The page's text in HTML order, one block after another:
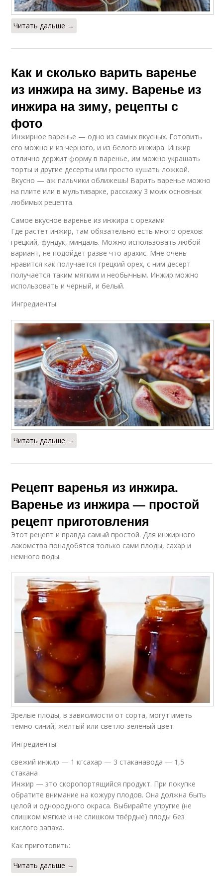
Читать дальше →
Как и сколько варить варенье
из инжира на зиму. Варенье из
инжира на зиму, рецепты с
фото
Инжирное варенье — одно из самых вкусных. Готовить
его можно и из черного, и из белого инжира. Инжир
отлично держит форму в варенье, им можно украшать
торты и другие десерты или просто кушать ложкой.
Вкусно — аж пальчики оближешь! Варить варенье можно
на плите или в мультиварке, расскажу 3 моих основных
любимых рецепта.
Самое вкусное варенье из инжира с орехами
Где растет инжир, там обязательно есть много орехов:
грецкий, фундук, миндаль. Можно использовать любой
вариант, не подойдет разве что арахис. Мне очень
нравится как получается грецкий орех, с ним десерт
получается таким мягким и необычным. Инжир можно
использовать и черный, и белый.
Ингредиенты:
Читать дальше →
Рецепт варенья из инжира.
Варенье из инжира — простой
рецепт приготовления
Этот рецепт и правда самый простой. Для инжирного
лакомства понадобятся только сами плоды, сахар и
немного воды.
Зрелые плоды, в зависимости от сорта, могут иметь
тёмно-синий, жёлтый или светло-зелёный цвет.
Ингредиенты:
свежий инжир — 1 кгсахар — 3 стаканавода — 1,5
стакана
Инжир — это скоропортящийся продукт. При покупке
обратите внимание на кожуру плодов. Она должна быть
целой и однородного окраса. Выбирайте упругие (не
слишком мягкие и не слишком твёрдые) плоды без
кислого запаха.
Как приготовить:
Читать дальше →